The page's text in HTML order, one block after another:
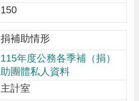
150
捐補助情形
115年度公務各季補（捐）
助團體私人資料
主計室